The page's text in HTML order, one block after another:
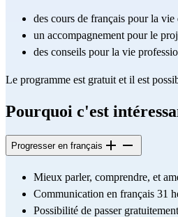
des cours de français pour la
un accompagnement pour le
des conseils pour la vie
Le programme est gratuit et il est
Pourquoi c'est
Progresser en français
Mieux parler, comprendre, et
Communication en français 31
Possibilité de passer